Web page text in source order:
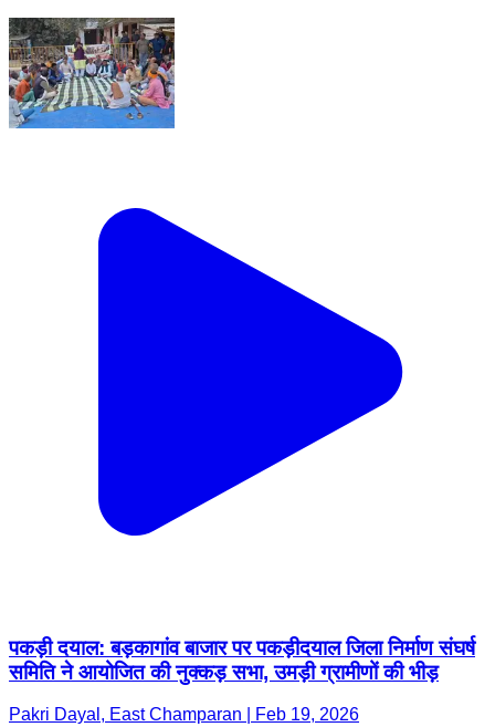
पकड़ी दयाल: बड़कागांव बाजार पर पकड़ीदयाल जिला निर्माण संघर्ष
समिति ने आयोजित की नुक्कड़ सभा, उमड़ी ग्रामीणों की भीड़
Pakri Dayal, East Champaran | Feb 19, 2026